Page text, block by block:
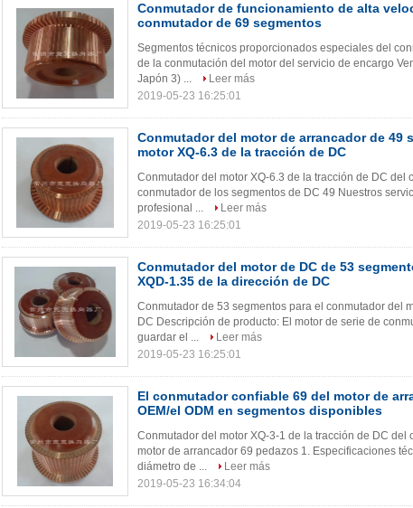
Conmutador de funcionamiento de alta
conmutador de 69 segmentos
Segmentos técnicos proporcionados especiales del
de la conmutación del motor del servicio de encargo
Japón 3) ...
Leer más
2019-05-23 16:25:01
Conmutador del motor de arrancador de 49
motor XQ-6.3 de la tracción de DC
Conmutador del motor XQ-6.3 de la tracción de DC del
conmutador de los segmentos de DC 49 Nuestros
profesional ...
Leer más
2019-05-23 16:25:01
Conmutador del motor de DC de 53
XQD-1.35 de la dirección de DC
Conmutador de 53 segmentos para el conmutador del
DC Descripción de producto: El motor de serie de
guardar el ...
Leer más
2019-05-23 16:25:01
El conmutador confiable 69 del motor de
OEM/el ODM en segmentos disponibles
Conmutador del motor XQ-3-1 de la tracción de DC del
motor de arrancador 69 pedazos 1. Especificaciones
diámetro de ...
Leer más
2019-05-23 16:34:04